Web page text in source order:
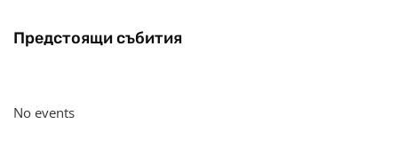
Предстоящи събития
No events